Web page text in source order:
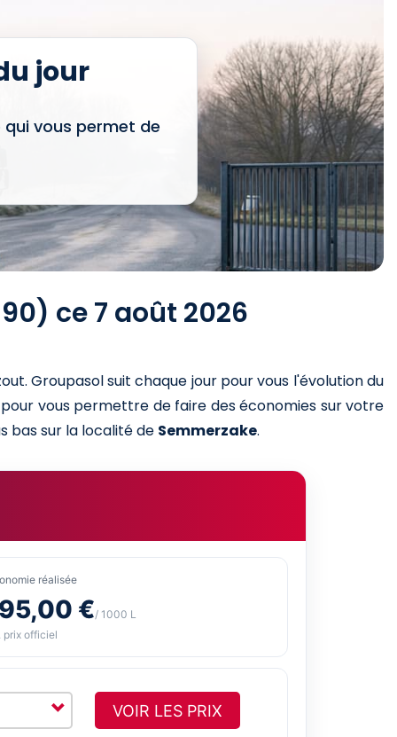
jour
qui vous permet de
ce 7 août 2026
. Groupasol suit chaque jour pour vous l'évolution du
vous permettre de faire des économies sur votre
bas sur la localité de Semmerzake.
réalisée
€/ 1000 L
prix officiel
VOIR LES PRIX